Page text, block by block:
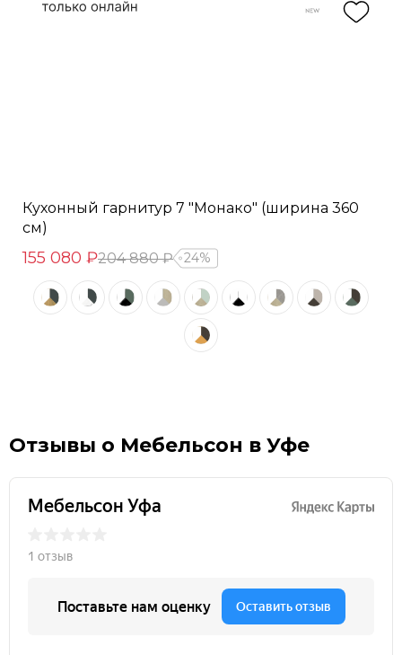
Кухонный гарнитур 7 "Монако" (ширина 360
см)
155 080 ₽204 880 ₽ 24%
Отзывы о Мебельсон в Уфе